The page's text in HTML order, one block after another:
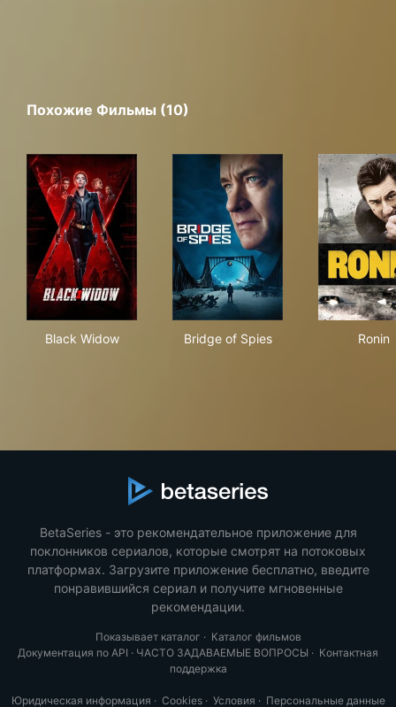
Похожие Фильмы (10)
Black Widow Bridge of Spies Ronin
BetaSeries - это рекомендательное приложение для
поклонников сериалов, которые смотрят на потоковых
платформах. Загрузите приложение бесплатно, введите
понравившийся сериал и получите мгновенные
рекомендации.
Показывает каталог · Каталог фильмов
Документация по API · ЧАСТО ЗАДАВАЕМЫЕ ВОПРОСЫ · Контактная
поддержка
Юридическая информация · Cookies· Условия · Персональные данные